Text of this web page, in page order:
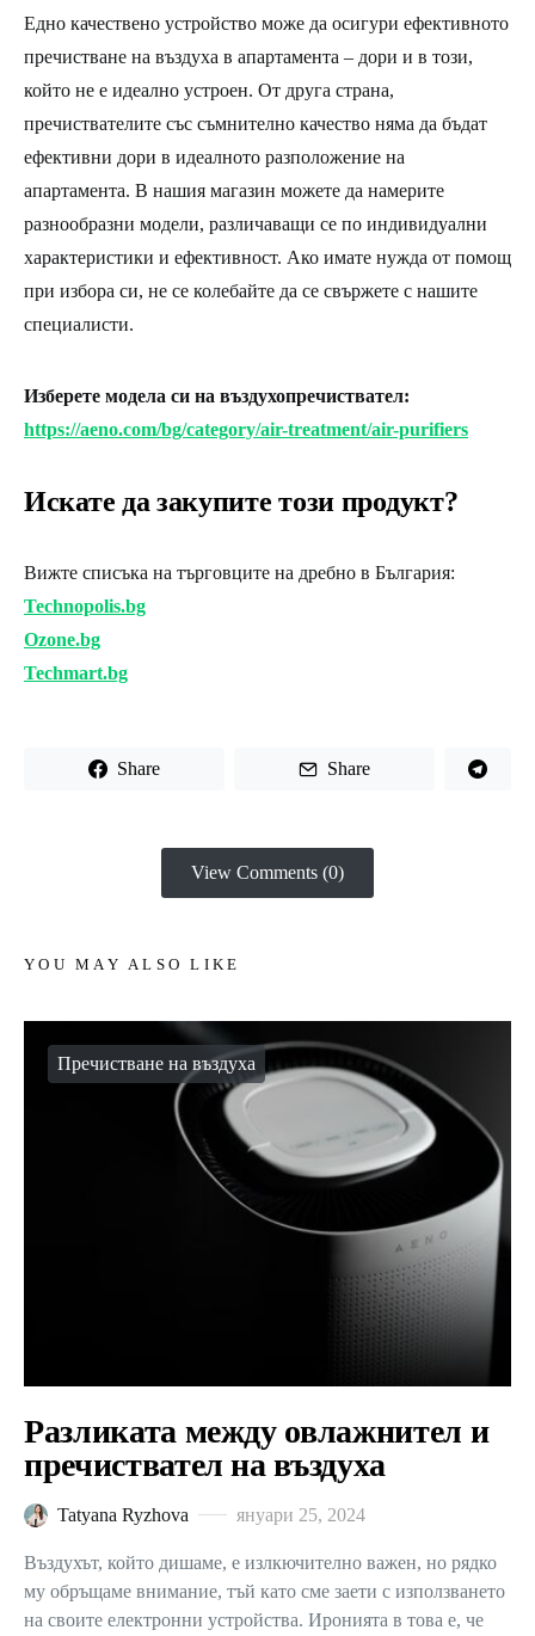
Едно качествено устройство може да осигури ефективното
пречистване на въздуха в апартамента – дори и в този,
който не е идеално устроен. От друга страна,
пречиствателите със съмнително качество няма да бъдат
ефективни дори в идеалното разположение на
апартамента. В нашия магазин можете да намерите
разнообразни модели, различаващи се по индивидуални
характеристики и ефективност. Ако имате нужда от помощ
при избора си, не се колебайте да се свържете с нашите
специалисти.
Изберете модела си на въздухопречиствател:
https://aeno.com/bg/category/air-treatment/air-purifiers
Искате да закупите този продукт?
Вижте списъка на търговците на дребно в България:
Technopolis.bg
Ozone.bg
Techmart.bg
Share Share
View Comments (0)
YOU MAY ALSO LIKE
Пречистване на въздуха
Разликата между овлажнител и
пречиствател на въздуха
Tatyana Ryzhova януари 25, 2024
Въздухът, който дишаме, е излкючително важен, но рядко
му обръщаме внимание, тъй като сме заети с използването
на своите електронни устройства. Иронията в това е, че